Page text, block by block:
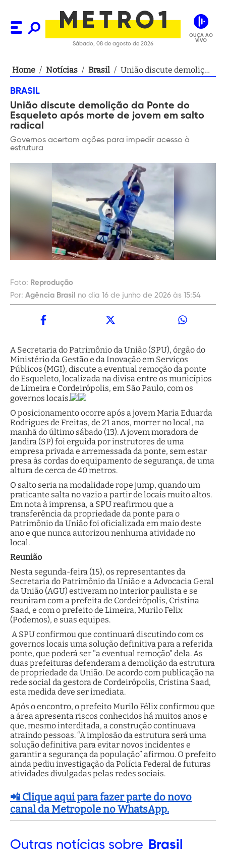
Sábado, 08 de agosto de 2026
OUÇA AO
VIVO
Home / Notícias / Brasil / União discute demolição
salto radical
BRASIL
União discute demolição da Ponte do
Esqueleto após morte de jovem em salto
radical
Governos acertam ações para impedir acesso à
estrutura
Foto: Reprodução
Por: Agência Brasil no dia 16 de junho de 2026 às 15:54
A Secretaria do Patrimônio da União (SPU), órgão do
Ministério da Gestão e da Inovação em Serviços
Públicos (MGI), discute a eventual remoção da ponte
do Esqueleto, localizada na divisa entre os municípios
de Limeira e Cordeirópolis, em São Paulo, com os
governos locais.
O posicionamento ocorre após a jovem Maria Eduarda
Rodrigues de Freitas, de 21 anos, morrer no local, na
manhã do último sábado (13). A jovem moradora de
Jandira (SP) foi erguida por instrutores de uma
empresa privada e arremessada da ponte, sem estar
presa às cordas do equipamento de segurança, de uma
altura de cerca de 40 metros.
O salto seria na modalidade rope jump​​, quando um
praticante salta no vazio a partir de locais muito altos.
Em nota à imprensa, a SPU reafirmou que a
transferência da propriedade da ponte para o
Patrimônio da União foi oficializada em maio deste
ano e que nunca autorizou nenhuma atividade no
local.
Reunião
Nesta segunda-feira (15), os representantes da
Secretaria do Patrimônio da União e a Advocacia Geral
da União (AGU) estiveram no interior paulista e se
reuniram com a prefeita de Cordeirópolis, Cristina
Saad, e com o prefeito de Limeira, Murilo Felix
(Podemos), e suas equipes.
A SPU confirmou que continuará discutindo com os
governos locais uma solução definitiva para a referida
ponte, que poderá ser "a eventual remoção" dela. As
duas prefeituras defenderam a demolição da estrutura
de propriedade da União. De acordo com publicação na
rede social da gestora de Cordeirópolis, Cristina Saad,
esta medida deve ser imediata.
Após o encontro, o prefeito Murilo Félix confirmou que
a área apresenta riscos conhecidos há muitos anos e
que, mesmo interditada, a construção continuava
atraindo pessoas. “A implosão da estrutura será uma
solução definitiva para evitar novos incidentes e
garantir a segurança da população” afirmou. O prefeito
ainda pediu investigação da Polícia Federal de futuras
atividades divulgadas pelas redes sociais.
📲 Clique aqui para fazer parte do novo
canal da Metropole no WhatsApp.
Outras notícias sobre Brasil